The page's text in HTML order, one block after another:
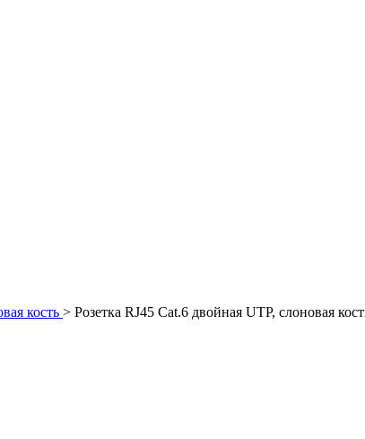
кость > Розетка RJ45 Cat.6 двойная UTP, слоновая